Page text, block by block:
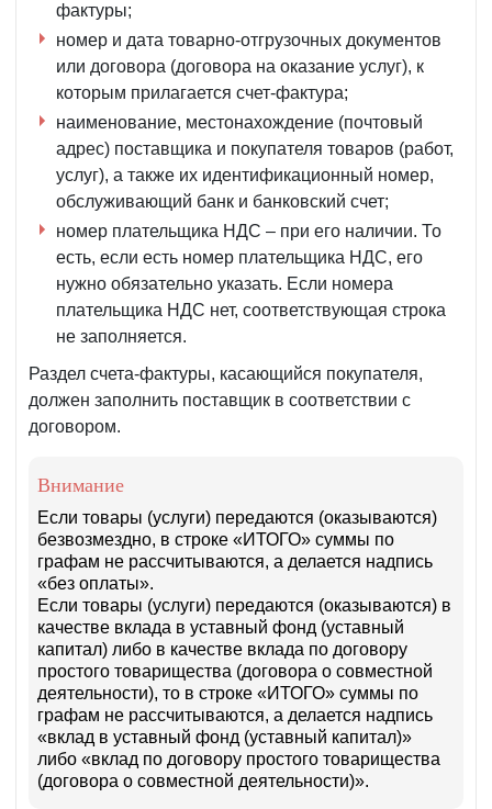
фактуры;
номер и дата товарно-отгрузочных документов
или договора (договора на оказание услуг), к
которым прилагается счет-фактура;
наименование, местонахождение (почтовый
адрес) поставщика и покупателя товаров (работ,
услуг), а также их идентификационный номер,
обслуживающий банк и банковский счет;
номер плательщика НДС – при его наличии. То
есть, если есть номер плательщика НДС, его
нужно обязательно указать. Если номера
плательщика НДС нет, соответствующая строка
не заполняется.
Раздел счета-фактуры, касающийся покупателя,
должен заполнить поставщик в соответствии с
договором.
Внимание
Если товары (услуги) передаются (оказываются)
безвозмездно, в строке «ИТОГО» суммы по
графам не рассчитываются, а делается надпись
«без оплаты».
Если товары (услуги) передаются (оказываются) в
качестве вклада в уставный фонд (уставный
капитал) либо в качестве вклада по договору
простого товарищества (договора о совместной
деятельности), то в строке «ИТОГО» суммы по
графам не рассчитываются, а делается надпись
«вклад в уставный фонд (уставный капитал)»
либо «вклад по договору простого товарищества
(договора о совместной деятельности)».